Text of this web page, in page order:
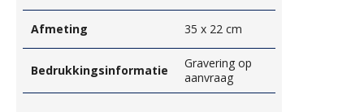
Afmeting 35 x 22 cm
Bedrukkingsinformatie
Gravering op
aanvraag